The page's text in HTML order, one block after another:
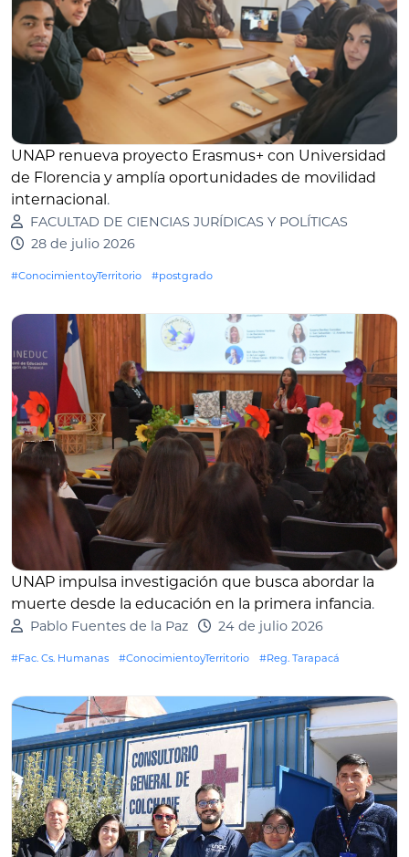
UNAP renueva proyecto Erasmus+ con Universidad
de Florencia y amplía oportunidades de movilidad
internacional.
FACULTAD DE CIENCIAS JURÍDICAS Y POLÍTICAS
28 de julio 2026
#ConocimientoyTerritorio #postgrado
UNAP impulsa investigación que busca abordar la
muerte desde la educación en la primera infancia.
Pablo Fuentes de la Paz 24 de julio 2026
#Fac. Cs. Humanas #ConocimientoyTerritorio #Reg. Tarapacá